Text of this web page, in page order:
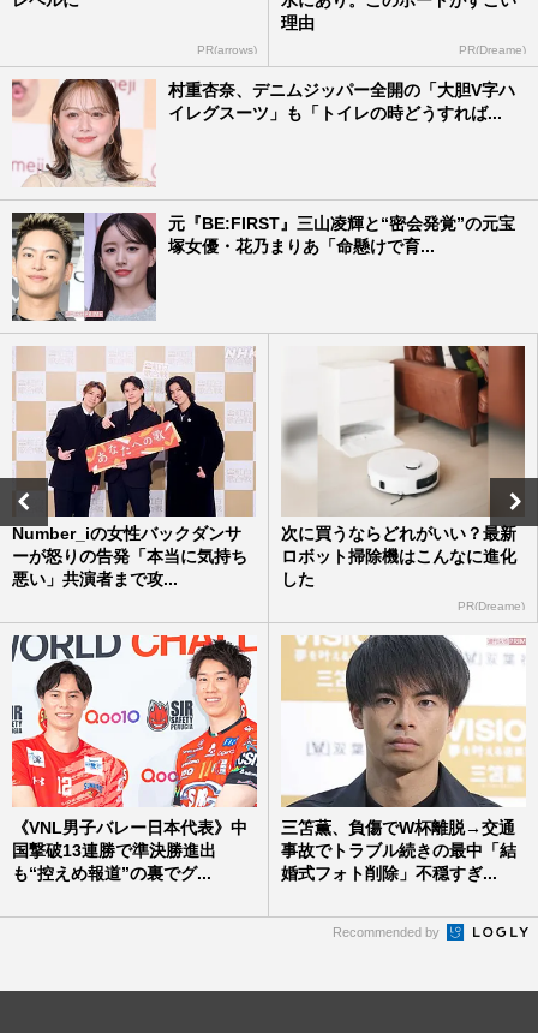
PR(arrows)
理由
PR(Dreame)
村重杏奈、デニムジッパー全開の「大胆V字ハ
イレグスーツ」も「トイレの時どうすれば...
元『BE:FIRST』三山凌輝と“密会発覚”の元宝
塚女優・花乃まりあ「命懸けで育...
Number_iの女性バックダンサ
ーが怒りの告発「本当に気持ち
悪い」共演者まで攻...
次に買うならどれがいい？最新
ロボット掃除機はこんなに進化
した
PR(Dreame)
《VNL男子バレー日本代表》中
国撃破13連勝で準決勝進出
も“控えめ報道”の裏でグ...
三笘薫、負傷でW杯離脱→交通
事故でトラブル続きの最中「結
婚式フォト削除」不穏すぎ...
Recommended by